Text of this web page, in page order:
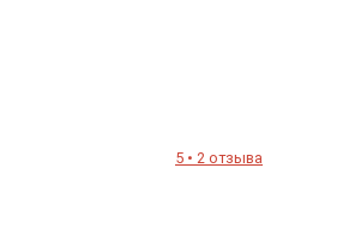
5 • 2 отзыва